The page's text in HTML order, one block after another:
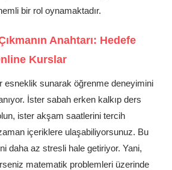
bir rol oynamaktadır.
Anahtarı: Hedefe
Kurslar
esneklik sunarak öğrenme deneyimini
İster sabah erken kalkıp ders
ister akşam saatlerini tercih
içeriklere ulaşabiliyorsunuz. Bu
daha az stresli hale getiriyor. Yani,
matematik problemleri üzerinde